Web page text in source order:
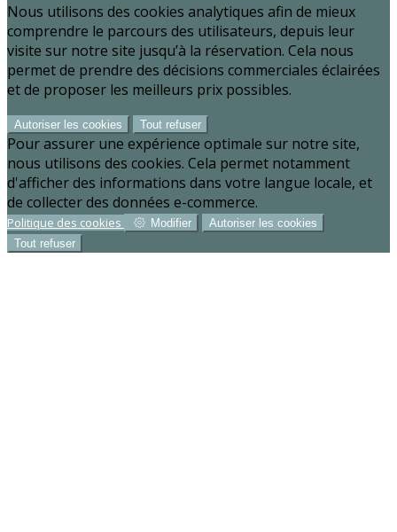
Nous utilisons des cookies analytiques afin de mieux
comprendre le parcours des utilisateurs, depuis leur
visite sur notre site jusqu’à la réservation. Cela nous
permet de prendre des décisions commerciales éclairées
et de proposer les meilleurs prix possibles.
Autoriser les cookies Tout refuser
Pour assurer une expérience optimale sur notre site,
nous utilisons des cookies. Cela permet notamment
d'afficher des informations dans votre langue locale, et
de collecter des données e-commerce.
Politique des cookies Modifier
Autoriser les cookies
Tout refuser